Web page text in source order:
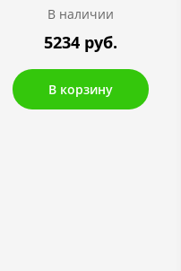
В наличии
5234 руб.
В корзину